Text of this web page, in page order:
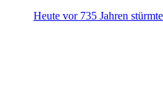
Heute vor 735 Jahren